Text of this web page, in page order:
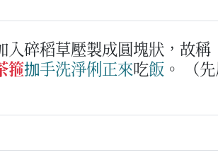
碎稻草壓製成圓塊狀，故稱
箍拁手洗淨俐正來吃飯 。
（